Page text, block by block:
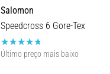
Salomon
Speedcross 6 Gore-Tex
Último preço mais baixo